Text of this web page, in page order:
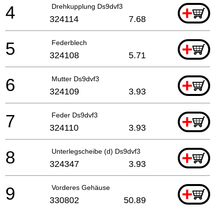
Drehkupplung Ds9dvf3 +
4 324114 7.68
Federblech +
5 324108 5.71
Mutter Ds9dvf3 +
6 324109 3.93
Feder Ds9dvf3 +
7 324110 3.93
Unterlegscheibe (d) Ds9dvf3 +
8 324347 3.93
Vorderes Gehäuse +
9 330802 50.89